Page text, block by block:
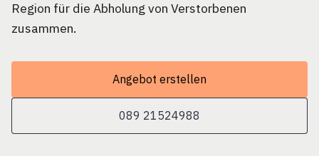
Region für die Abholung von Verstorbenen
zusammen.
Angebot erstellen
089 21524988